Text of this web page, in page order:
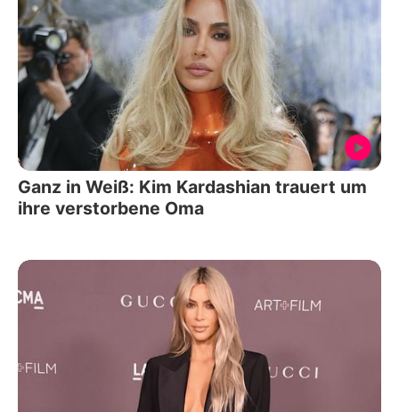
Ganz in Weiß: Kim Kardashian trauert um
ihre verstorbene Oma